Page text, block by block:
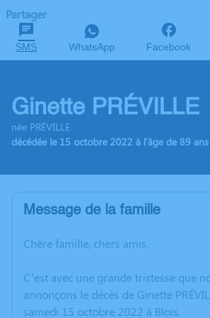
Partager
SMS WhatsApp Facebook
Ginette PRÉVILLE
née PRÉVILLE
décédée le 15 octobre 2022 à l'âge de 89 ans
Message de la famille
Chère famille, chers amis,
C’est avec une grande tristesse que
annonçons le décès de Ginette
samedi 15 octobre 2022 à Blois.